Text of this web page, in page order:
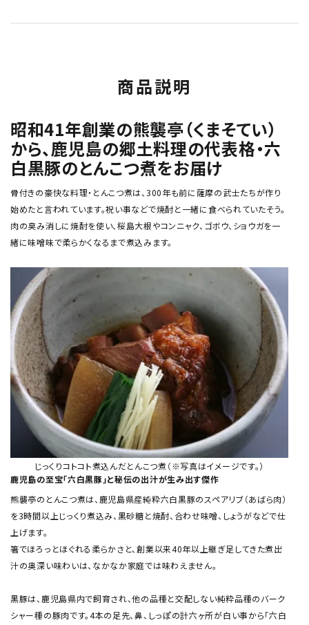
商品説明
昭和41年創業の熊襲亭（くまそてい）
から、鹿児島の郷土料理の代表格・六
白黒豚のとんこつ煮をお届け
骨付きの豪快な料理・とんこつ煮は、300年も前に薩摩の武士たちが作り
始めたと言われています。祝い事などで焼酎と一緒に食べられていたそう。
肉の臭み消しに焼酎を使い、桜島大根やコンニャク、ゴボウ、ショウガを一
緒に味噌味で柔らかくなるまで煮込みます。
じっくりコトコト煮込んだとんこつ煮（※写真はイメージです。）
鹿児島の至宝「六白黒豚」と秘伝の出汁が生み出す傑作
熊襲亭のとんこつ煮は、鹿児島県産純粋六白黒豚のスペアリブ（あばら肉）
を3時間以上じっくり煮込み、黒砂糖と焼酎、合わせ味噌、しょうがなどで仕
上げます。
箸でほろっとほぐれる柔らかさと、創業以来40年以上継ぎ足してきた煮出
汁の奥深い味わいは、なかなか家庭では味わえません。
黒豚は、鹿児島県内で飼育され、他の品種と交配しない純粋品種のバーク
シャー種の豚肉です。4本の足先、鼻、しっぽの計六ヶ所が白い事から「六白